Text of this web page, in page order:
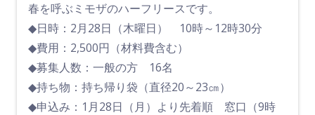
春を呼ぶミモザのハーフリースです。
◆日時：2月28日（木曜日） 10時～12時30分
◆費用：2,500円（材料費含む）
◆募集人数：一般の方 16名
◆持ち物：持ち帰り袋（直径20～23㎝）
◆申込み：1月28日（月）より先着順 窓口（9時